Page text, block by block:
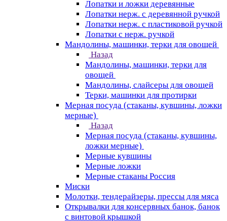
Лопатки и ложки деревянные
Лопатки нерж. с деревянной ручкой
Лопатки нерж. с пластиковой ручкой
Лопатки с нерж. ручкой
Мандолины, машинки, терки для овощей
Назад
Мандолины, машинки, терки для
овощей
Мандолины, слайсеры для овощей
Терки, машинки для протирки
Мерная посуда (стаканы, кувшины, ложки
мерные)
Назад
Мерная посуда (стаканы, кувшины,
ложки мерные)
Мерные кувшины
Мерные ложки
Мерные стаканы Россия
Миски
Молотки, тендерайзеры, прессы для мяса
Открывалки для консервных банок, банок
с винтовой крышкой